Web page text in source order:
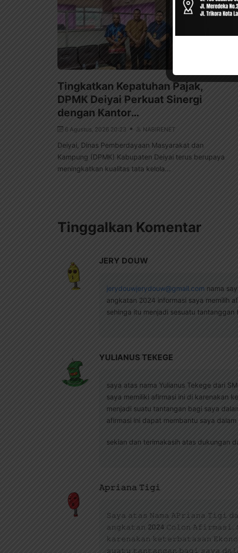
Tingkatkan Kepatuhan Pajak,
DPMK Deiyai Perkuat Sinergi
dengan Kantor…
6 Agustus, 2026 20:23 NABIRENET
Deiyai, Dinas Pemberdayaan Masyarakat dan
Kampung (DPMK) Kabupaten Deiyai terus berupaya
meningkatkan kualitas tata kelola...
Tinggalkan Komentar
JERY DOUW
jerydouwjerydouw@gmail.com nama
angkatan 2024 informasi saya memilih
sehinga itu menjadi sesuatu tantanggan
YULIANUS TEKEGE
saya atas nama Yulianus Tekege dari
saya memiliki afirmasi ini di karenakan
menjadi suatu tantangan bagi saya
afirmasi ini dapat membantu saya
sekian dan terimakasih atas dukungan
𝙰𝚙𝚛𝚒𝚊𝚗𝚊 𝚃𝚒𝚐𝚒
𝚂𝚊𝚢𝚊 𝚊𝚝𝚊𝚜 𝙽𝚊𝚖𝚊 𝙰𝙿𝚛𝚒𝚊𝚗𝚊 𝚃𝚒𝚐𝚒
𝚊𝚗𝚐𝚔𝚊𝚝𝚊𝚗 2024 𝙲𝚘𝚕𝚘𝚗
𝚔𝚊𝚛𝚎𝚗𝚊𝚔𝚊𝚗 𝚔𝚎𝚝𝚎𝚛𝚋𝚊𝚝𝚊𝚜𝚊𝚗
𝚜𝚞𝚊𝚝𝚞 𝚝𝚊𝚗𝚝𝚊𝚗𝚐𝚊𝚗 𝚋𝚊𝚐𝚒 𝚜𝚊𝚢𝚊